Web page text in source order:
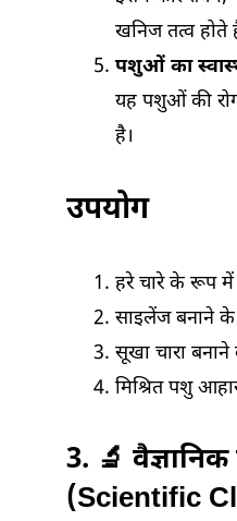
खनिज तत्व होते
पशुओं का
यह पशुओं की रोग
है।
उपयोग
हरे चारे के रूप में
साइलेंज बनाने
सूखा चारा
मिश्रित पशु
3. 🔬
(Scientific